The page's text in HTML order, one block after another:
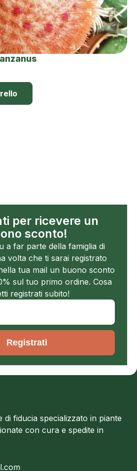
per ricevere un
sconto!
a far parte della famiglia di
volta che ti sarai registrato
tua mail un buono sconto
sul tuo primo ordine. Cosa
registrati subito!
Registrati
di fiducia specializzato in piante
con cura e spedite in